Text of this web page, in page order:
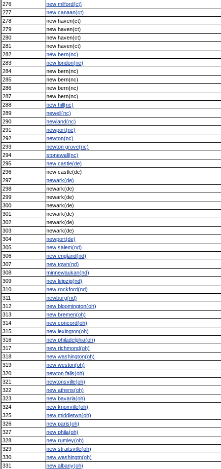
276
new milford(ct)
277
new canaan(ct)
278
new haven(ct)
279
new haven(ct)
280
new haven(ct)
281
new haven(ct)
282
new bern(nc)
283
new london(nc)
284
new bern(nc)
285
new bern(nc)
286
new bern(nc)
287
new bern(nc)
288
new hill(nc)
289
newell(nc)
290
newland(nc)
291
newport(nc)
292
newton(nc)
293
newton grove(nc)
294
stonewall(nc)
295
new castle(de)
296
new castle(de)
297
newark(de)
298
newark(de)
299
newark(de)
300
newark(de)
301
newark(de)
302
newark(de)
303
newark(de)
304
newport(de)
305
new salem(nd)
306
new england(nd)
307
new town(nd)
308
minnewaukan(nd)
309
new leipzig(nd)
310
new rockford(nd)
311
newburg(nd)
312
new bloomington(oh)
313
new bremen(oh)
314
new concord(oh)
315
new lexington(oh)
316
new philadelphia(oh)
317
new richmond(oh)
318
new washington(oh)
319
new weston(oh)
320
newton falls(oh)
321
newtonsville(oh)
322
new athens(oh)
323
new bavaria(oh)
324
new knoxville(oh)
325
new middletwn(oh)
326
new paris(oh)
327
new phila(oh)
328
new rumley(oh)
329
new straitsville(oh)
330
new washingtn(oh)
331
new albany(oh)